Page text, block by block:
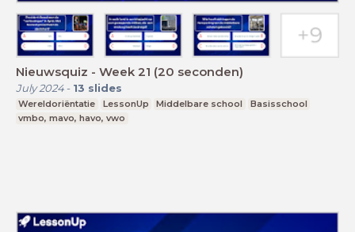
Nieuwsquiz - Week 21 (20 seconden)
July 2024- 13 slides
Wereldoriëntatie LessonUp Middelbare school
Basisschool
vmbo, mavo, havo, vwo